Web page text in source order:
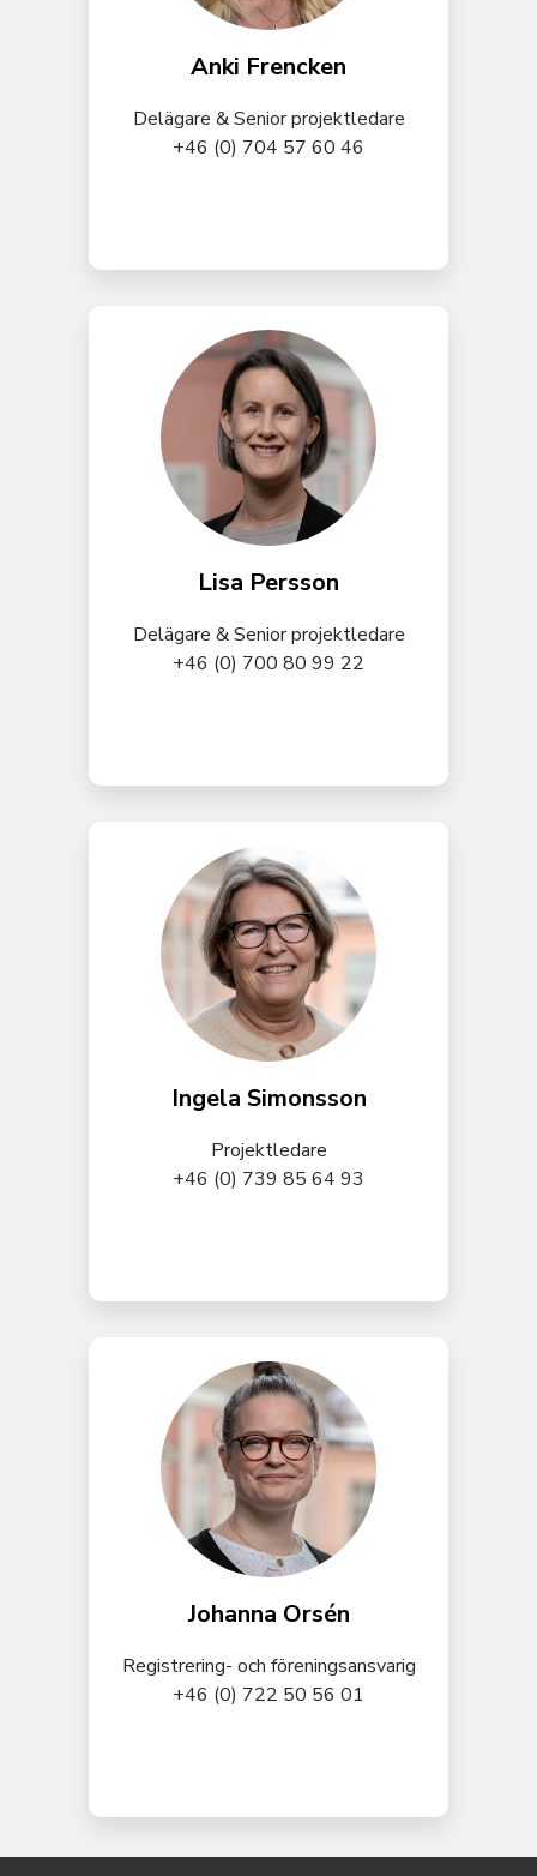
Anki Frencken
Delägare & Senior projektledare
+46 (0) 704 57 60 46
Lisa Persson
Delägare & Senior projektledare
+46 (0) 700 80 99 22
Ingela Simonsson
Projektledare
+46 (0) 739 85 64 93
Johanna Orsén
Registrering- och föreningsansvarig
+46 (0) 722 50 56 01